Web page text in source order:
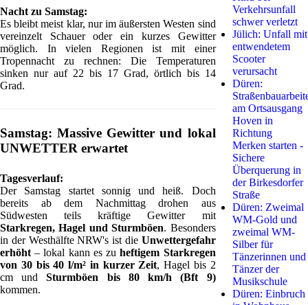
Nacht zu Samstag:
Es bleibt meist klar, nur im äußersten Westen sind
vereinzelt Schauer oder ein kurzes Gewitter
möglich. In vielen Regionen ist mit einer
Tropennacht zu rechnen: Die Temperaturen
sinken nur auf 22 bis 17 Grad, örtlich bis 14
Grad.
Samstag: Massive Gewitter und lokal
UNWETTER erwartet
Tagesverlauf:
Der Samstag startet sonnig und heiß. Doch
bereits ab dem Nachmittag drohen aus
Südwesten teils kräftige Gewitter mit
Starkregen, Hagel und Sturmböen. Besonders
in der Westhälfte NRW's ist die Unwettergefahr
erhöht – lokal kann es zuheftigem Starkregen
von 30 bis 40 l/m² in kurzer Zeit, Hagel bis 2
cm undSturmböen bis 80 km/h (Bft 9)
kommen.
Verkehrsunfall
schwer verletzt
Jülich: Unfall mit
entwendetem
Scooter
verursacht
Düren:
am Ortsausgang
Hoven in
Richtung
Merken starten -
Sichere
Überquerung in
der Birkesdorfer
Straße
Düren: Zweimal
WM-Gold und
zweimal WM-
Silber für
Tänzerinnen und
Tänzer der
Musikschule
Düren: Einbruch